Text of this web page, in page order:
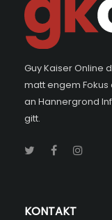
Guy Kaiser Online
matt engem Fokus
an Hannergrond
gitt.
KONTAKT